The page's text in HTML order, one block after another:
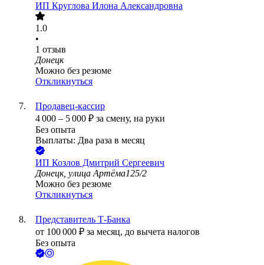
ИП Круглова Илона Александровна
1.0
•
1 отзыв
Донецк
Можно без резюме
Откликнуться
Продавец-кассир
4 000 – 5 000 ₽ за смену, на руки
Без опыта
Выплаты: Два раза в месяц
ИП Козлов Дмитрий Сергеевич
Донецк, улица Артёма125/2
Можно без резюме
Откликнуться
Представитель Т-Банка
от 100 000 ₽ за месяц, до вычета налогов
Без опыта